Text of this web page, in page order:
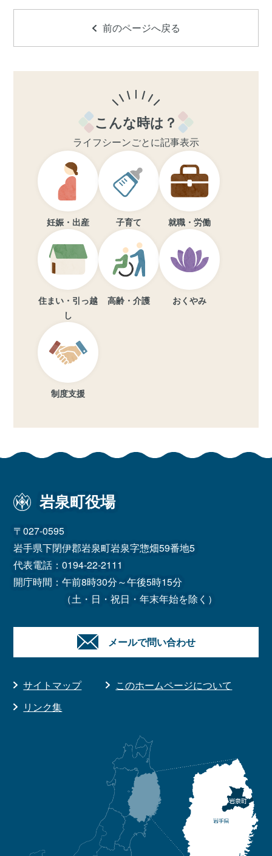
前のページへ戻る
こんな時は？
ライフシーンごとに記事表示
妊娠・出産 子育て 就職・労働
住まい・引っ越
し
高齢・介護 おくやみ
制度支援
岩泉町役場
〒027-0595
岩手県下閉伊郡岩泉町岩泉字惣畑59番地5
代表電話：0194-22-2111
開庁時間：午前8時30分～午後5時15分
（土・日・祝日・年末年始を除く）
メールで問い合わせ
サイトマップ
このホームページについて
リンク集